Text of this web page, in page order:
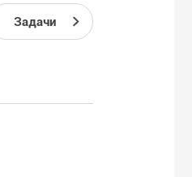
Задачи